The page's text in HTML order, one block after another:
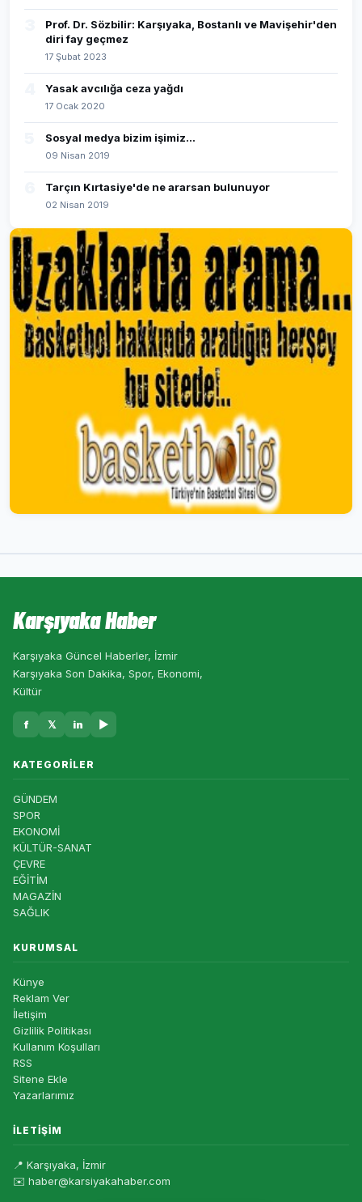
Prof. Dr. Sözbilir: Karşıyaka, Bostanlı ve Mavişehir'den
diri fay geçmez
17 Şubat 2023
Yasak avcılığa ceza yağdı
17 Ocak 2020
Sosyal medya bizim işimiz...
09 Nisan 2019
Tarçın Kırtasiye'de ne ararsan bulunuyor
02 Nisan 2019
Karşıyaka Haber
Karşıyaka Güncel Haberler, İzmir
Karşıyaka Son Dakika, Spor, Ekonomi,
Kültür
f 𝕏 in ▶
KATEGORILER
GÜNDEM
SPOR
EKONOMİ
KÜLTÜR-SANAT
ÇEVRE
EĞİTİM
MAGAZİN
SAĞLIK
KURUMSAL
Künye
Reklam Ver
İletişim
Gizlilik Politikası
Kullanım Koşulları
RSS
Sitene Ekle
Yazarlarımız
İLETIŞIM
📍 Karşıyaka, İzmir
✉️ haber@karsiyakahaber.com